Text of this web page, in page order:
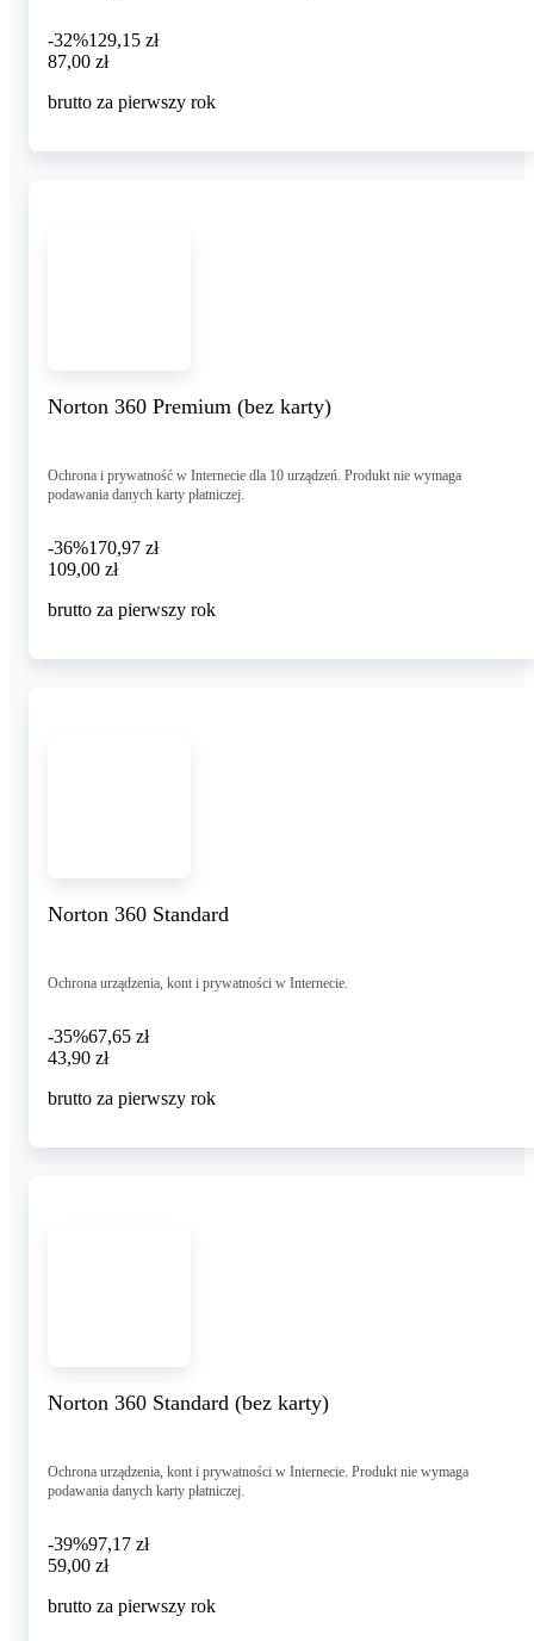
-32%129,15 zł
87,00 zł
87,00 zł
brutto za pierwszy rok
Norton 360 Premium (bez karty)
Ochrona i prywatność w Internecie dla 10 urządzeń. Produkt nie wymaga
podawania danych karty płatniczej.
-36%170,97 zł
109,00 zł
109,00 zł
brutto za pierwszy rok
Norton 360 Standard
Ochrona urządzenia, kont i prywatności w Internecie.
-35%67,65 zł
43,90 zł
43,90 zł
brutto za pierwszy rok
Norton 360 Standard (bez karty)
Ochrona urządzenia, kont i prywatności w Internecie. Produkt nie wymaga
podawania danych karty płatniczej.
-39%97,17 zł
59,00 zł
59,00 zł
brutto za pierwszy rok